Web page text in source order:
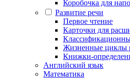
Коробочка для
Развитие речи
Первое чтение
Карточки для
Жизненные циклы
Книжки-
Английский язык
Математика